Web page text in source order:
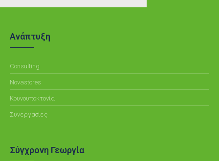
Ανάπτυξη
Consulting
Novastores
Κουνουποκτονία
Συνεργασίες
Σύγχρονη Γεωργία